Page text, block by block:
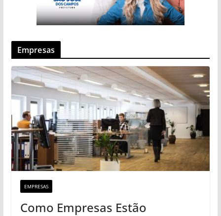
Empresas
EMPRESAS
Como Empresas Estão